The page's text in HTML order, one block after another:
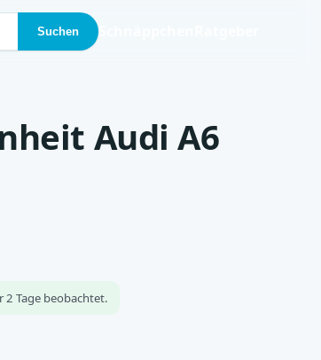
Suchen
Audi A6
2 Tage beobachtet.